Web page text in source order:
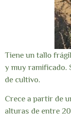
Tiene un tallo
y muy ramificado.
de cultivo.
Crece a partir de
alturas de entre